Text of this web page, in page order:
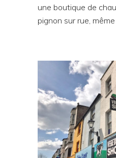
une boutique de
pignon sur rue,